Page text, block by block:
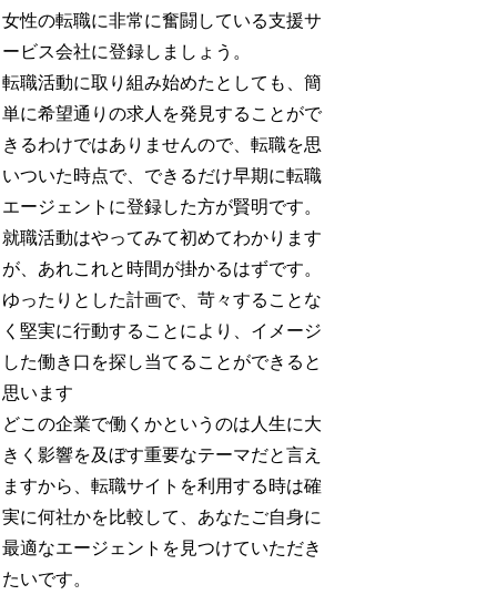
女性の転職に非常に奮闘している支援サ
ービス会社に登録しましょう。
転職活動に取り組み始めたとしても、簡
単に希望通りの求人を発見することがで
きるわけではありませんので、転職を思
いついた時点で、できるだけ早期に転職
エージェントに登録した方が賢明です。
就職活動はやってみて初めてわかります
が、あれこれと時間が掛かるはずです。
ゆったりとした計画で、苛々することな
く堅実に行動することにより、イメージ
した働き口を探し当てることができると
思います
どこの企業で働くかというのは人生に大
きく影響を及ぼす重要なテーマだと言え
ますから、転職サイトを利用する時は確
実に何社かを比較して、あなたご自身に
最適なエージェントを見つけていただき
たいです。